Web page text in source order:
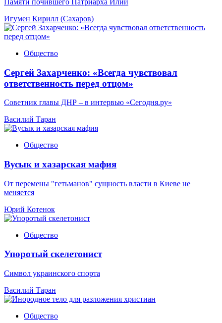
Игумен Кирилл (Сахаров)
Общество
Сергей Захарченко: «Всегда чувствовал
ответственность перед отцом»
Советник главы ДНР – в интервью «Сегодня.ру»
Василий Таран
Общество
Вусык и хазарская мафия
От перемены "гетьманов" сущность власти в Киеве не
меняется
Юрий Котенок
Общество
Упоротый скелетонист
Символ украинского спорта
Василий Таран
Общество